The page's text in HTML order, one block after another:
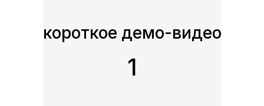
короткое демо-видео
1